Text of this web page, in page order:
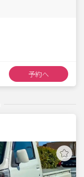
予約へ